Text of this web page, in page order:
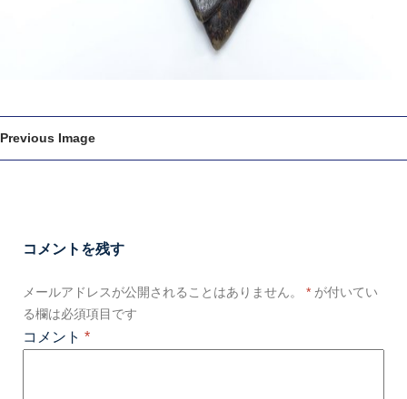
Previous Image
コメントを残す
メールアドレスが公開されることはありません。 * が付いてい
る欄は必須項目です
コメント *